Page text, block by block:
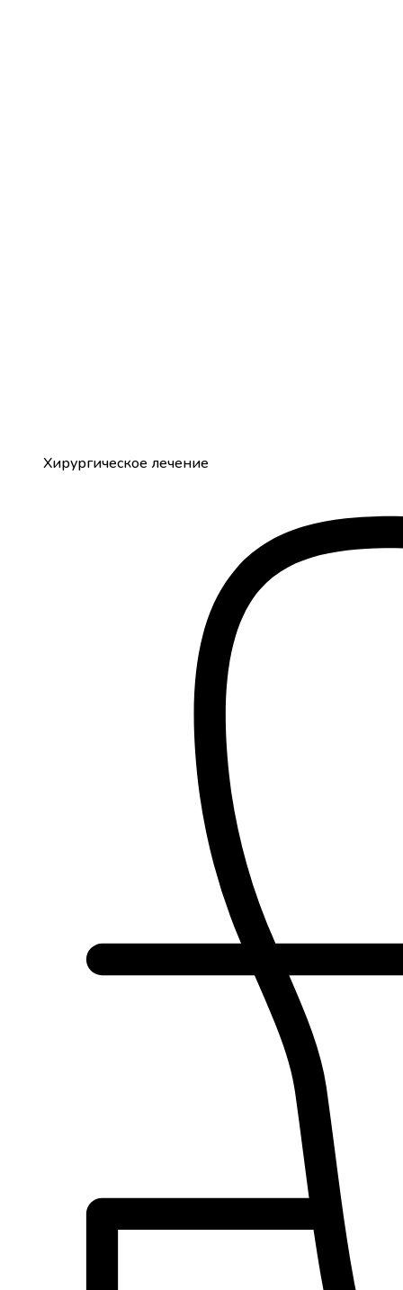
Хирургическое лечение